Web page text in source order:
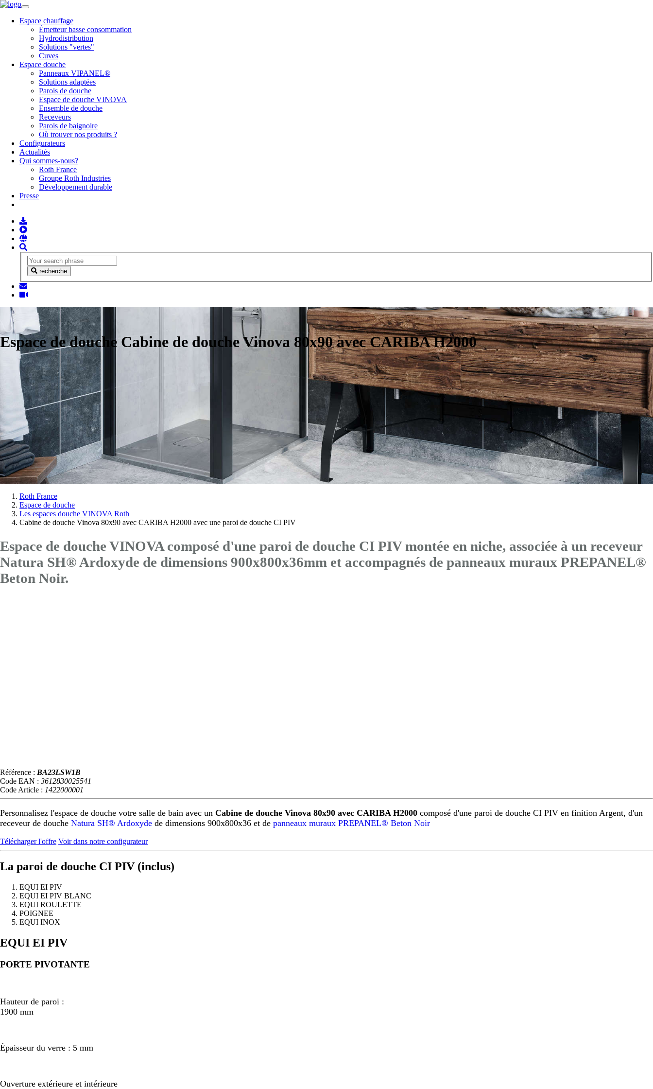
Espace chauffage
Émetteur basse consommation
Hydrodistribution
Solutions "vertes"
Cuves
Espace douche
Panneaux VIPANEL®
Solutions adaptées
Parois de douche
Espace de douche VINOVA
Ensemble de douche
Receveurs
Parois de baignoire
Où trouver nos produits ?
Configurateurs
Actualités
Qui sommes-nous?
Roth France
Groupe Roth Industries
Développement durable
Presse
recherche
Espace de douche Cabine de douche Vinova 80x90 avec CARIBA H2000
Vous
êtes
Roth France
Espace de douche
Les espaces douche VINOVA Roth
Cabine de douche Vinova 80x90 avec CARIBA H2000 avec une paroi de douche CI PIV
Espace de douche VINOVA composé d'une paroi de douche CI PIV montée en niche, associée à un receveur
Natura SH® Ardoxyde de dimensions 900x800x36mm et accompagnés de panneaux muraux PREPANEL®
Beton Noir.
Référence : BA23LSW1B
Code EAN : 3612830025541
Code Article : 1422000001
Personnalisez l'espace de douche votre salle de bain avec un Cabine de douche Vinova 80x90 avec CARIBA H2000 composé d'une paroi de douche CI PIV en finition Argent, d'un
receveur de douche Natura SH® Ardoxyde de dimensions 900x800x36 et de panneaux muraux PREPANEL® Beton Noir
Télécharger l'offre Voir dans notre configurateur
La paroi de douche CI PIV (inclus)
EQUI EI PIV
EQUI EI PIV BLANC
EQUI ROULETTE
POIGNEE
EQUI INOX
Précédent
Suivant
EQUI EI PIV
PORTE PIVOTANTE
Hauteur de paroi :
1900 mm
Épaisseur du verre : 5 mm
Ouverture extérieure et intérieure